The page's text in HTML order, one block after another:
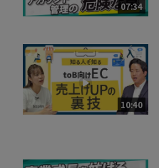
07:34
10:40